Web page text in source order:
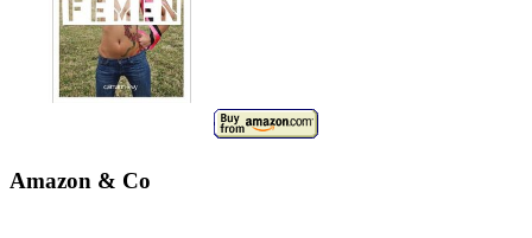
Amazon & Co